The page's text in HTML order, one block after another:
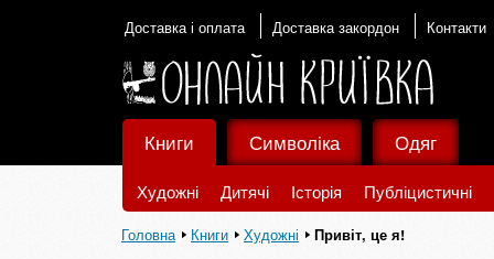
Доставка і оплата Доставка закордон Контакти
Книги
Художні Дитячі Історія Публіцистичні
Символіка Одяг
Головна Книги Художні Привіт, це я!